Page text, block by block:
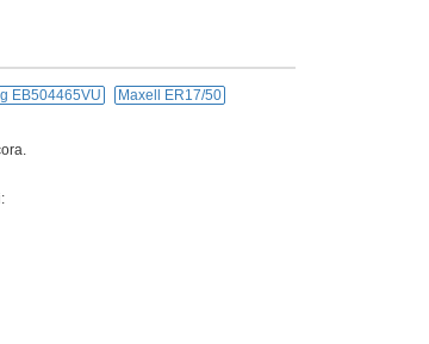
EB504465VU
Maxell ER17/50